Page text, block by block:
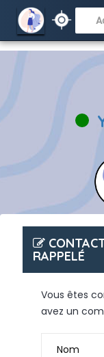
// APRÈS
RAPPELÉ
Vous êtes
avez un
Nom